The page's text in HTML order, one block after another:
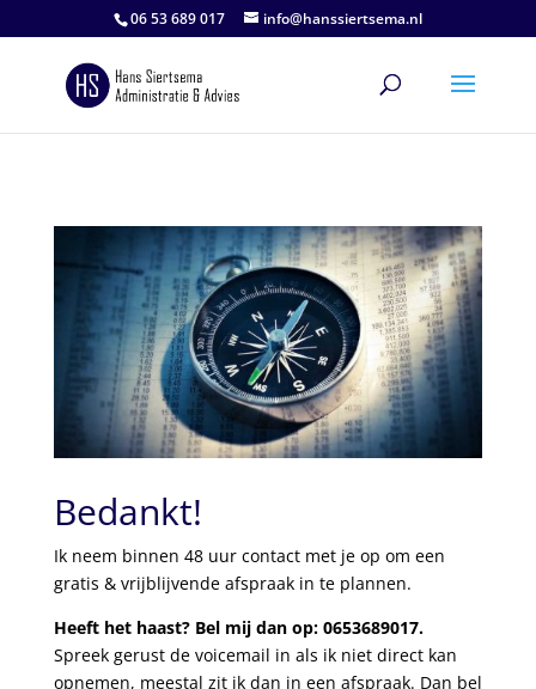
06 53 689 017 info@hanssiertsema.nl
Bedankt!
Ik neem binnen 48 uur contact met je op om een
gratis & vrijblijvende afspraak in te plannen.
Heeft het haast? Bel mij dan op: 0653689017.
Spreek gerust de voicemail in als ik niet direct kan
opnemen, meestal zit ik dan in een afspraak. Dan bel